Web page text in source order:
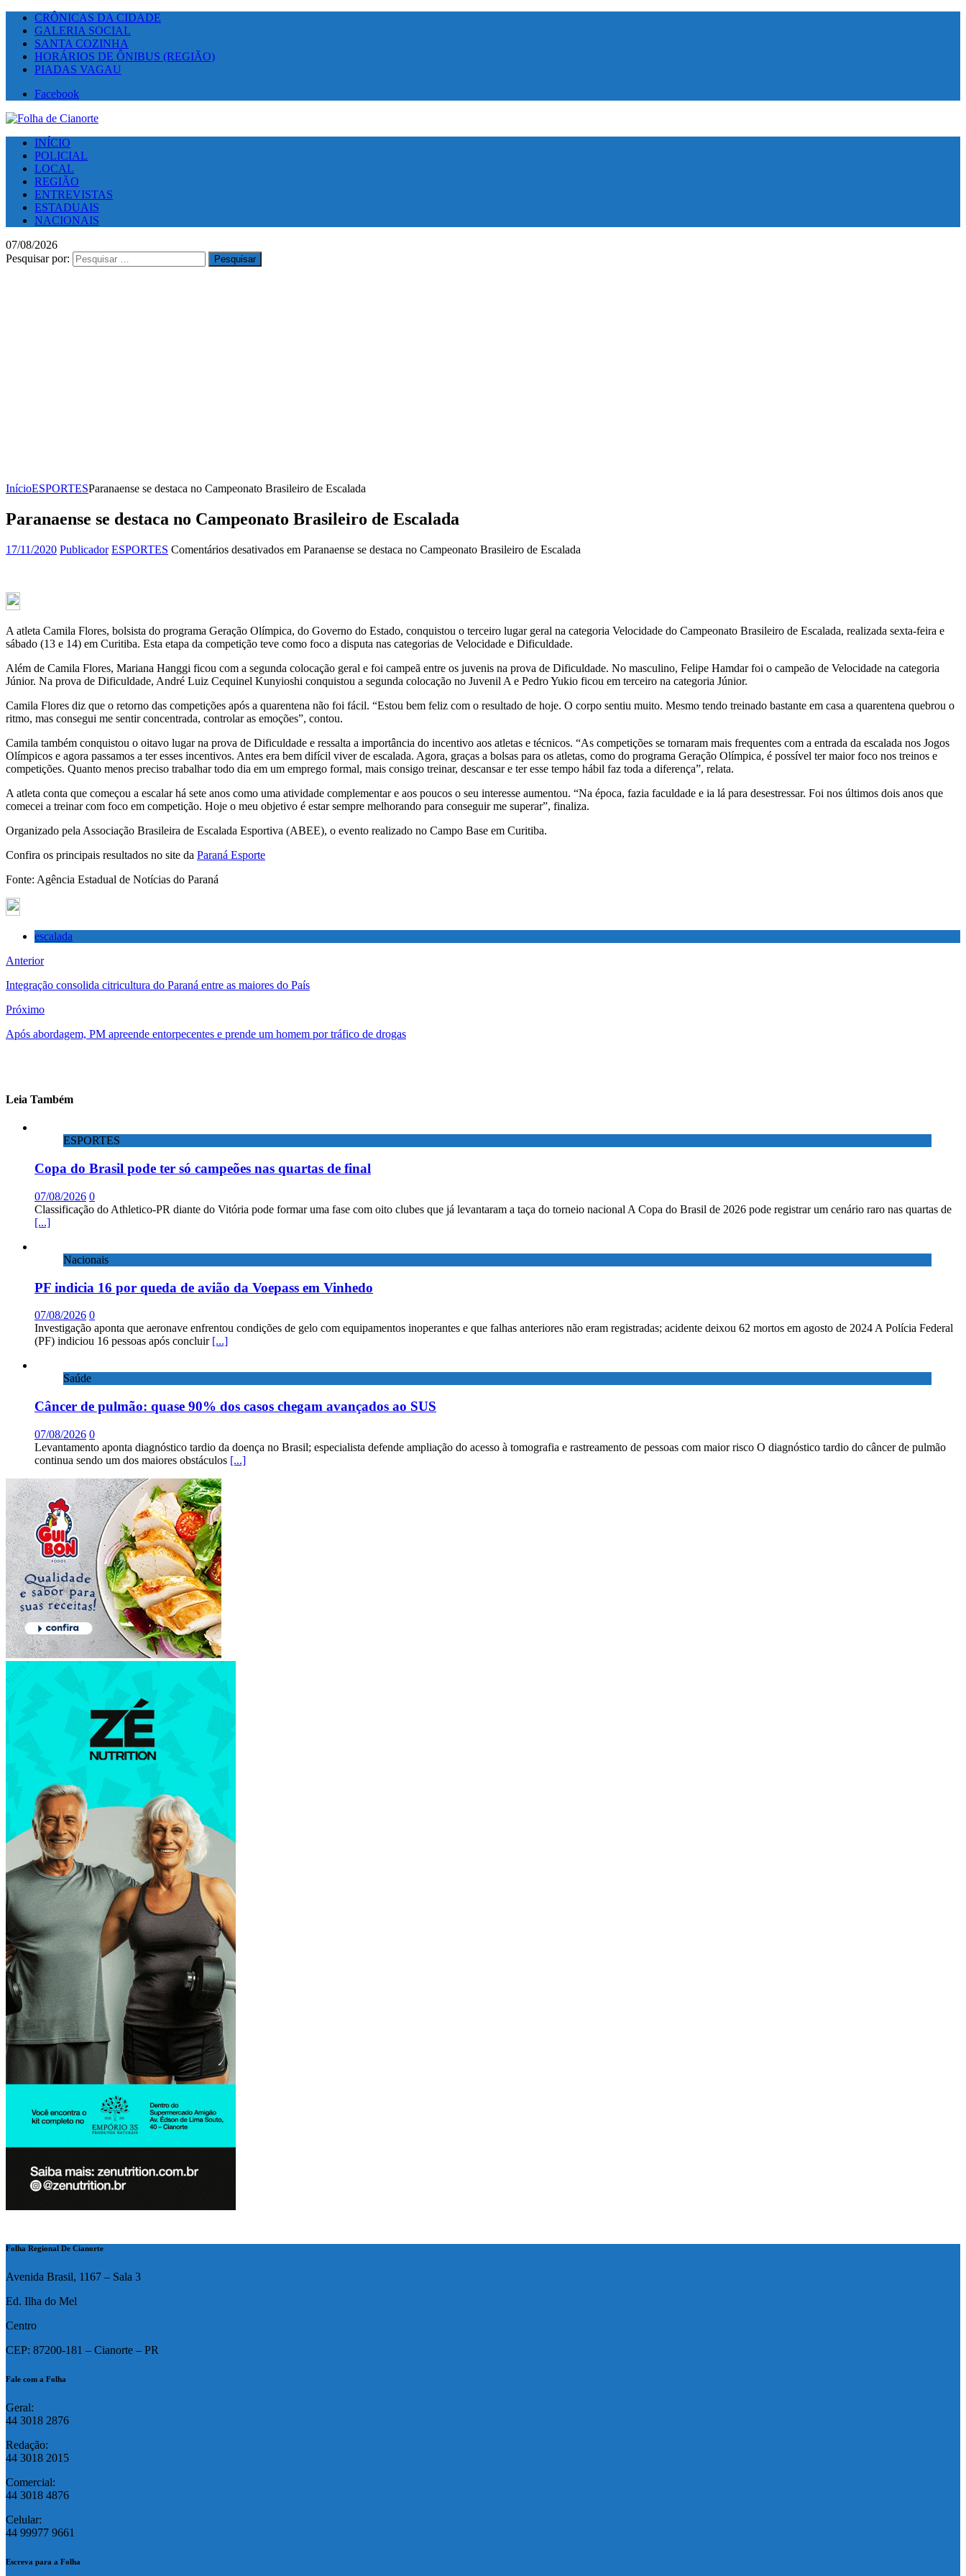
CRÔNICAS DA CIDADE
GALERIA SOCIAL
SANTA COZINHA
HORÁRIOS DE ÔNIBUS (REGIÃO)
PIADAS VAGAU
Facebook
INÍCIO
POLICIAL
LOCAL
REGIÃO
ENTREVISTAS
ESTADUAIS
NACIONAIS
07/08/2026
Pesquisar por:
InícioESPORTESParanaense se destaca no Campeonato Brasileiro de Escalada
Paranaense se destaca no Campeonato Brasileiro de Escalada
17/11/2020 Publicador ESPORTES Comentários desativados em Paranaense se destaca no Campeonato Brasileiro de Escalada
A atleta Camila Flores, bolsista do programa Geração Olímpica, do Governo do Estado, conquistou o terceiro lugar geral na categoria Velocidade do Campeonato Brasileiro de Escalada, realizada sexta-feira e
sábado (13 e 14) em Curitiba. Esta etapa da competição teve como foco a disputa nas categorias de Velocidade e Dificuldade.
Além de Camila Flores, Mariana Hanggi ficou com a segunda colocação geral e foi campeã entre os juvenis na prova de Dificuldade. No masculino, Felipe Hamdar foi o campeão de Velocidade na categoria
Júnior. Na prova de Dificuldade, André Luiz Cequinel Kunyioshi conquistou a segunda colocação no Juvenil A e Pedro Yukio ficou em terceiro na categoria Júnior.
Camila Flores diz que o retorno das competições após a quarentena não foi fácil. “Estou bem feliz com o resultado de hoje. O corpo sentiu muito. Mesmo tendo treinado bastante em casa a quarentena quebrou o
ritmo, mas consegui me sentir concentrada, controlar as emoções”, contou.
Camila também conquistou o oitavo lugar na prova de Dificuldade e ressalta a importância do incentivo aos atletas e técnicos. “As competições se tornaram mais frequentes com a entrada da escalada nos Jogos
Olímpicos e agora passamos a ter esses incentivos. Antes era bem difícil viver de escalada. Agora, graças a bolsas para os atletas, como do programa Geração Olímpica, é possível ter maior foco nos treinos e
competições. Quanto menos preciso trabalhar todo dia em um emprego formal, mais consigo treinar, descansar e ter esse tempo hábil faz toda a diferença”, relata.
A atleta conta que começou a escalar há sete anos como uma atividade complementar e aos poucos o seu interesse aumentou. “Na época, fazia faculdade e ia lá para desestressar. Foi nos últimos dois anos que
comecei a treinar com foco em competição. Hoje o meu objetivo é estar sempre melhorando para conseguir me superar”, finaliza.
Organizado pela Associação Brasileira de Escalada Esportiva (ABEE), o evento realizado no Campo Base em Curitiba.
Confira os principais resultados no site da Paraná Esporte
Fonte: Agência Estadual de Notícias do Paraná
escalada
Anterior
Integração consolida citricultura do Paraná entre as maiores do País
Próximo
Após abordagem, PM apreende entorpecentes e prende um homem por tráfico de drogas
Leia Também
ESPORTES
Copa do Brasil pode ter só campeões nas quartas de final
07/08/2026 0
Classificação do Athletico-PR diante do Vitória pode formar uma fase com oito clubes que já levantaram a taça do torneio nacional A Copa do Brasil de 2026 pode registrar um cenário raro nas quartas de
[...]
Nacionais
PF indicia 16 por queda de avião da Voepass em Vinhedo
07/08/2026 0
Investigação aponta que aeronave enfrentou condições de gelo com equipamentos inoperantes e que falhas anteriores não eram registradas; acidente deixou 62 mortos em agosto de 2024 A Polícia Federal
(PF) indiciou 16 pessoas após concluir [...]
Saúde
Câncer de pulmão: quase 90% dos casos chegam avançados ao SUS
07/08/2026 0
Levantamento aponta diagnóstico tardio da doença no Brasil; especialista defende ampliação do acesso à tomografia e rastreamento de pessoas com maior risco O diagnóstico tardio do câncer de pulmão
continua sendo um dos maiores obstáculos [...]
Folha Regional De Cianorte
Avenida Brasil, 1167 – Sala 3
Ed. Ilha do Mel
Centro
CEP: 87200-181 – Cianorte – PR
Fale com a Folha
Geral:
44 3018 2876
Redação:
44 3018 2015
Comercial:
44 3018 4876
Celular:
44 99977 9661
Escreva para a Folha